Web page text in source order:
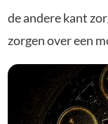
de andere kant
zorgen over een